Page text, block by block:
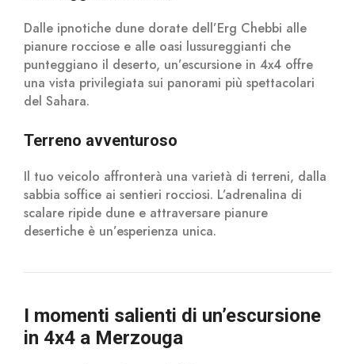
Dalle ipnotiche dune dorate dell’Erg Chebbi alle
pianure rocciose e alle oasi lussureggianti che
punteggiano il deserto, un’escursione in 4x4 offre
una vista privilegiata sui panorami più spettacolari
del Sahara.
Terreno avventuroso
Il tuo veicolo affronterà una varietà di terreni, dalla
sabbia soffice ai sentieri rocciosi. L’adrenalina di
scalare ripide dune e attraversare pianure
desertiche è un’esperienza unica.
I momenti salienti di un’escursione
in 4x4 a Merzouga